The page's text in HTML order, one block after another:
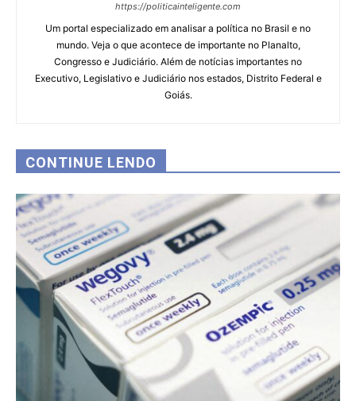
https://politicainteligente.com
Um portal especializado em analisar a política no Brasil e no
mundo. Veja o que acontece de importante no Planalto,
Congresso e Judiciário. Além de notícias importantes no
Executivo, Legislativo e Judiciário nos estados, Distrito Federal e
Goiás.
CONTINUE LENDO